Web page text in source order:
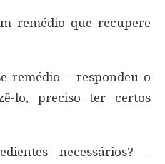
remédio que recupere
remédio – respondeu o
lo, preciso ter certos
necessários? –